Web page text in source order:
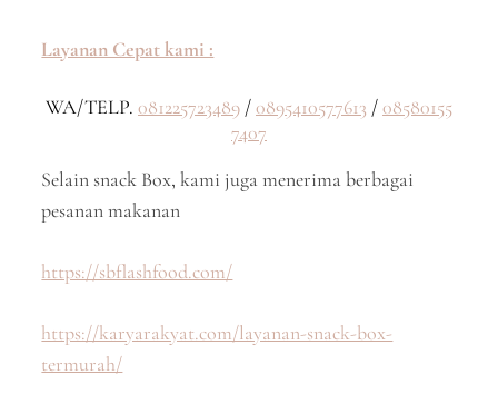
Layanan Cepat kami :
WA/TELP. 081225723489 /0895410577613 /08580155
7407
Selain snack Box, kami juga menerima berbagai
pesanan makanan
https://sbflashfood.com/
https://karyarakyat.com/layanan-snack-box-
termurah/